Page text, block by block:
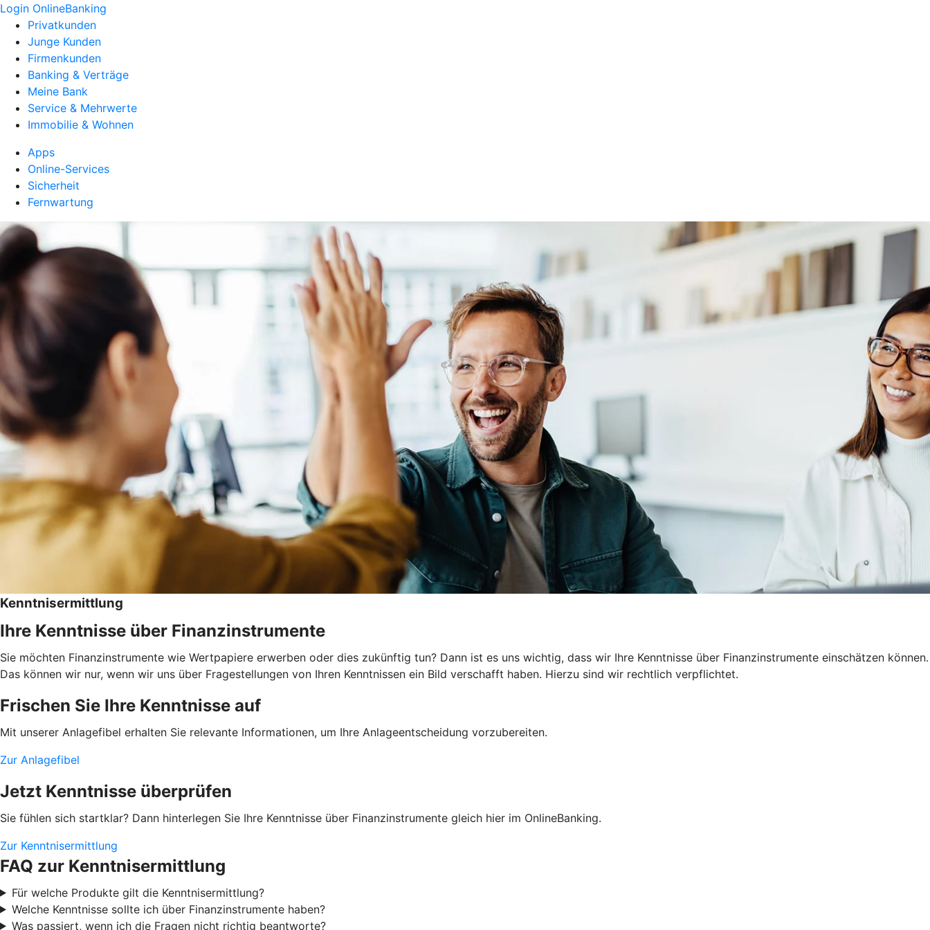
Login OnlineBanking
Privatkunden
Junge Kunden
Firmenkunden
Banking & Verträge
Meine Bank
Service & Mehrwerte
Immobilie & Wohnen
Apps
Online-Services
Sicherheit
Fernwartung
Kenntnisermittlung
Ihre Kenntnisse über Finanzinstrumente
Sie möchten Finanzinstrumente wie Wertpapiere erwerben oder dies zukünftig tun? Dann ist es uns wichtig, dass wir Ihre Kenntnisse über Finanzinstrumente einschätzen können.
Das können wir nur, wenn wir uns über Fragestellungen von Ihren Kenntnissen ein Bild verschafft haben. Hierzu sind wir rechtlich verpflichtet.
Frischen Sie Ihre Kenntnisse auf
Mit unserer Anlagefibel erhalten Sie relevante Informationen, um Ihre Anlageentscheidung vorzubereiten.
Zur Anlagefibel
Jetzt Kenntnisse überprüfen
Sie fühlen sich startklar? Dann hinterlegen Sie Ihre Kenntnisse über Finanzinstrumente gleich hier im OnlineBanking.
Zur Kenntnisermittlung
FAQ zur Kenntnisermittlung
Für welche Produkte gilt die Kenntnisermittlung?
Welche Kenntnisse sollte ich über Finanzinstrumente haben?
Was passiert, wenn ich die Fragen nicht richtig beantworte?